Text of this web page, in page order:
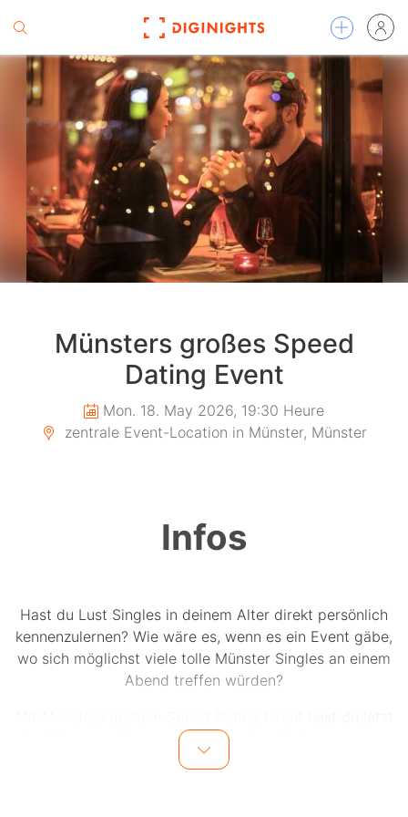
Münsters großes Speed
Dating Event
Mon. 18. May 2026, 19:30 Heure
zentrale Event-Location in Münster, Münster
Infos
Hast du Lust Singles in deinem Alter direkt persönlich
kennenzulernen? Wie wäre es, wenn es ein Event gäbe,
wo sich möglichst viele tolle Münster Singles an einem
Abend treffen würden?
die Chance auf bis zu 15 einzigartige Dates an einem
Abend.